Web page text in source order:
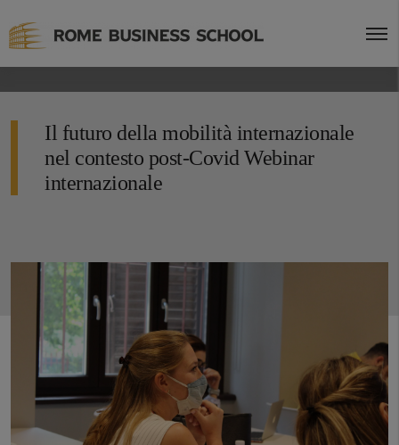
Il futuro della mobilità internazionale
nel contesto post-Covid Webinar
internazionale